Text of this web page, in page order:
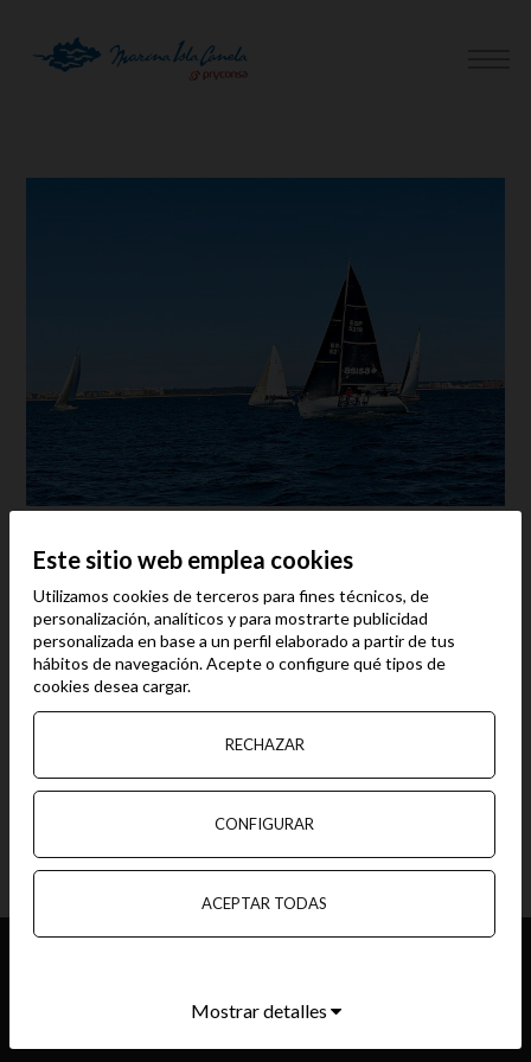
La X Liga Interclubes de vela celebra su
última prueba en Isla Canela
16 MAY, 2024
El Club Náutico Isla Canela fue el organizador de las últimas
dos pruebas de la X Liga Interclubes de la Diputación de
Huelva, celebradas el pasado sábado 4 de Mayo en las aguas
de Isla Canela. Tomaron la salida quince barcos de las clases
TEL:+34 959.479.000
Este sitio web emplea cookies
Utilizamos cookies de terceros para fines técnicos, de
personalización, analíticos y para mostrarte publicidad
personalizada en base a un perfil elaborado a partir de tus
hábitos de navegación. Acepte o configure qué tipos de
cookies desea cargar.
RECHAZAR
CONFIGURAR
ACEPTAR TODAS
Mostrar detalles